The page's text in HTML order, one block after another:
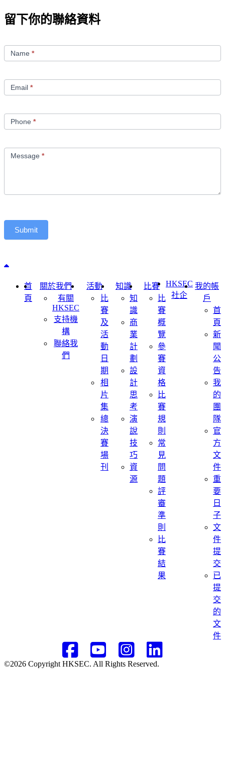
留下你的聯絡資料
UsName *
Email *
Phone *
Message *
Submit
Back to top
首
頁
關於我們
有關
HKSEC
支持機
構
聯絡我
們
活動
比
賽
及
活
動
日
期
相
片
集
總
決
賽
場
刊
知識
知
識
商
業
計
劃
設
計
思
考
演
說
技
巧
資
源
比賽
比
賽
概
覽
參
賽
資
格
比
賽
規
則
常
見
問
題
評
審
準
則
比
賽
結
果
HKSEC
社企
我的帳
戶
首
頁
新
聞
公
告
我
的
團
隊
官
方
文
件
重
要
日
子
文
件
提
交
已
提
交
的
文
件
©2026 Copyright HKSEC. All Rights Reserved.